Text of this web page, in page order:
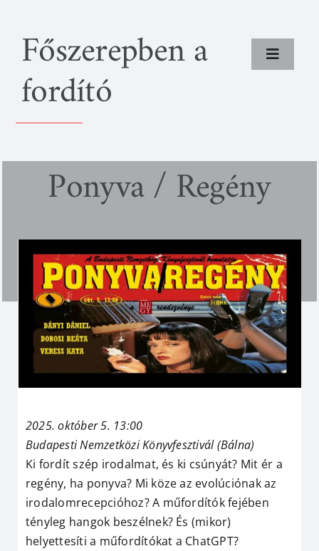
Főszerepben a
fordító
Toggle
Fordítók
Ponyva / Regény
2025. október 5. 13:00
Budapesti Nemzetközi Könyvfesztivál (Bálna)
Ki fordít szép irodalmat, és ki csúnyát? Mit ér a
regény, ha ponyva? Mi köze az evolúciónak az
irodalomrecepcióhoz? A műfordítók fejében
tényleg hangok beszélnek? És (mikor)
helyettesíti a műfordítókat a ChatGPT?